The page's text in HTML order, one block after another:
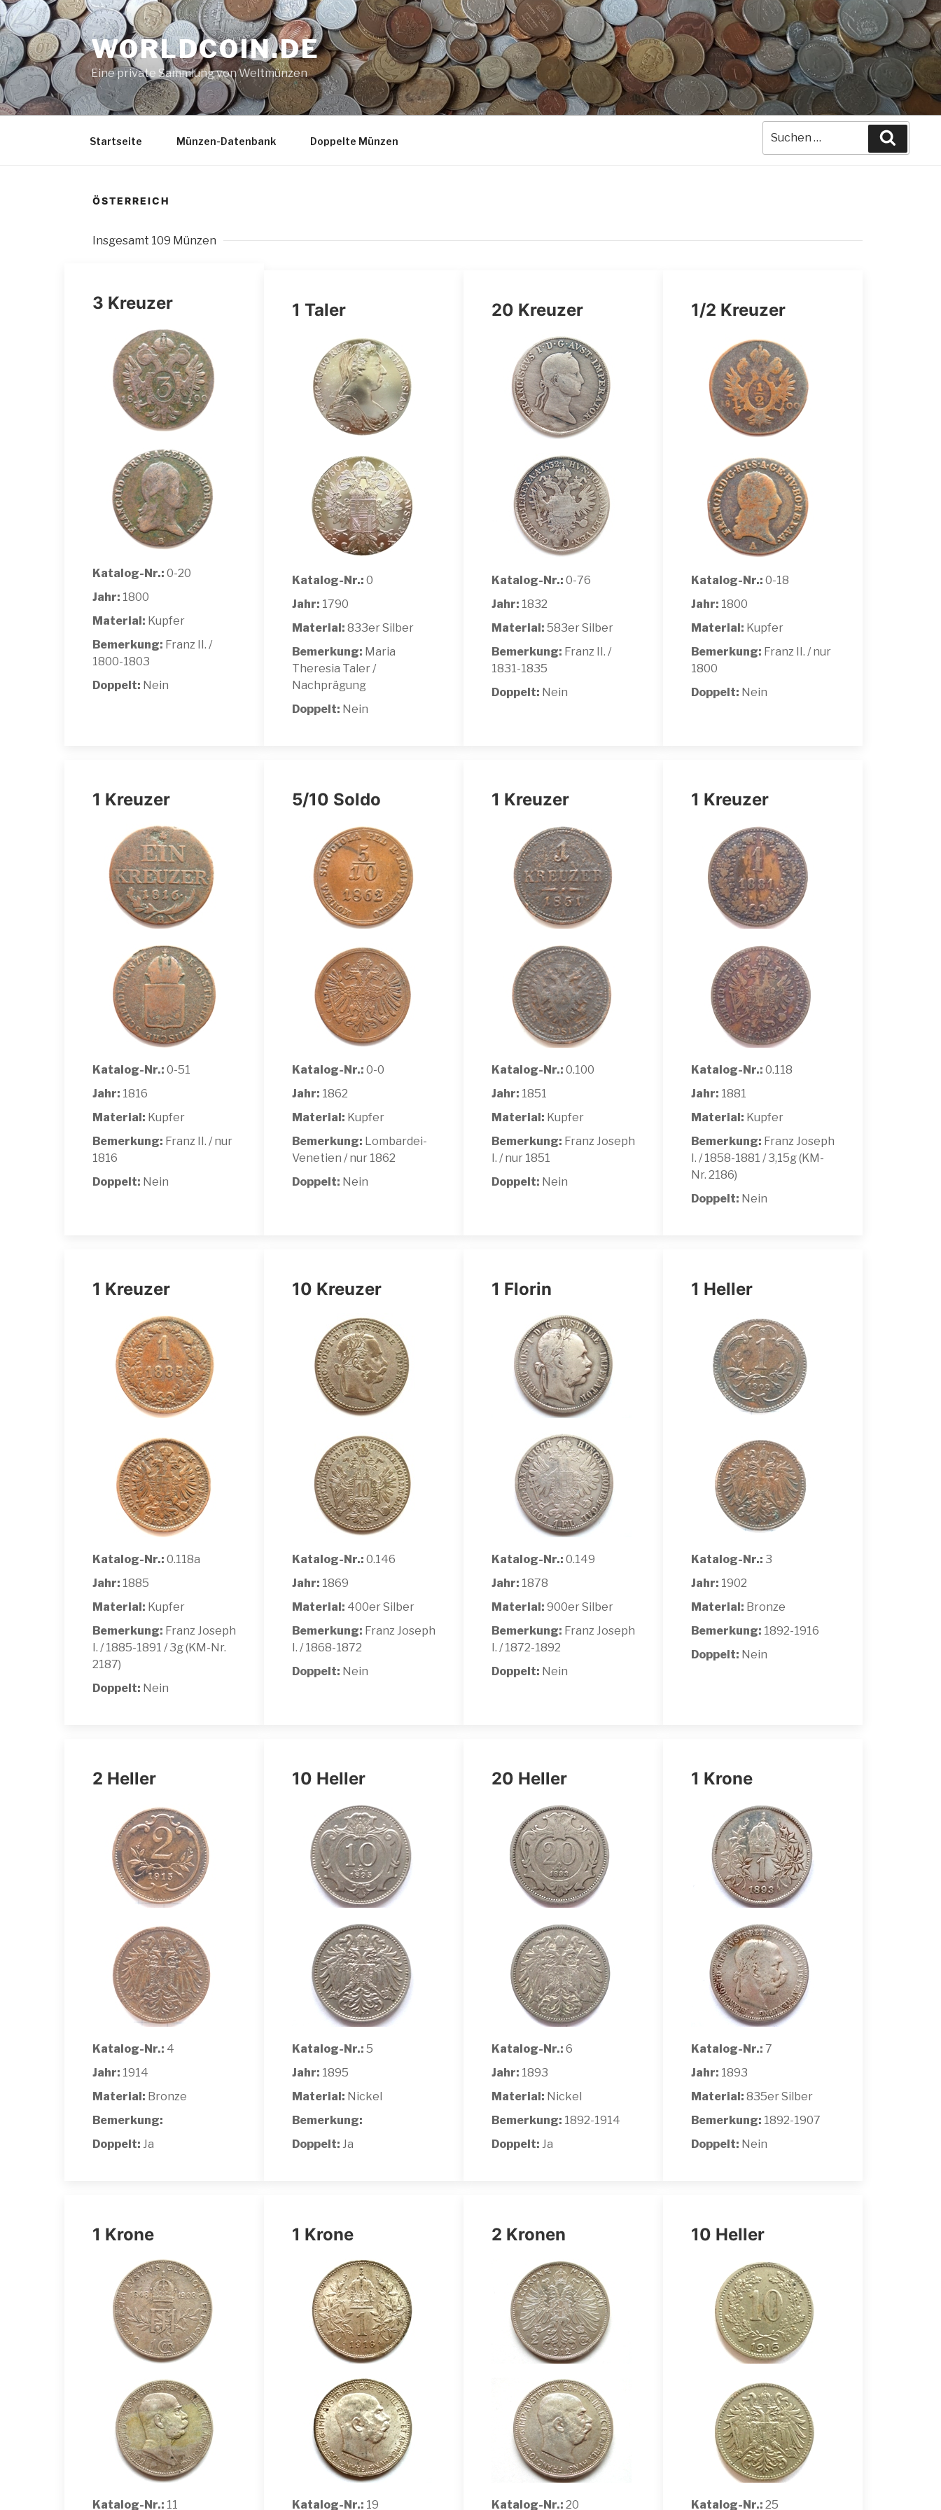
Zum
Inhalt
springen
WORLDCOIN.DE
Eine private Sammlung von Weltmünzen
Startseite Münzen-Datenbank Doppelte Münzen
Suche
nach:
ÖSTERREICH
Insgesamt 109 Münzen
3 Kreuzer
Katalog-Nr.: 0-20
Jahr: 1800
Material: Kupfer
Bemerkung: Franz II. /
1800-1803
Doppelt: Nein
1 Taler
Katalog-Nr.: 0
Jahr: 1790
Material: 833er Silber
Bemerkung: Maria
Theresia Taler /
Nachprägung
Doppelt: Nein
20 Kreuzer
Katalog-Nr.: 0-76
Jahr: 1832
Material: 583er Silber
Bemerkung: Franz II. /
1831-1835
Doppelt: Nein
1/2 Kreuzer
Katalog-Nr.: 0-18
Jahr: 1800
Material: Kupfer
Bemerkung: Franz II. / nur
1800
Doppelt: Nein
1 Kreuzer
Katalog-Nr.: 0-51
Jahr: 1816
Material: Kupfer
Bemerkung: Franz II. / nur
1816
Doppelt: Nein
5/10 Soldo
Katalog-Nr.: 0-0
Jahr: 1862
Material: Kupfer
Bemerkung: Lombardei-
Venetien / nur 1862
Doppelt: Nein
1 Kreuzer
Katalog-Nr.: 0.100
Jahr: 1851
Material: Kupfer
Bemerkung: Franz Joseph
I. / nur 1851
Doppelt: Nein
1 Kreuzer
Katalog-Nr.: 0.118
Jahr: 1881
Material: Kupfer
Bemerkung: Franz Joseph
I. / 1858-1881 / 3,15g (KM-
Nr. 2186)
Doppelt: Nein
1 Kreuzer
Katalog-Nr.: 0.118a
Jahr: 1885
Material: Kupfer
Bemerkung: Franz Joseph
I. / 1885-1891 / 3g (KM-Nr.
2187)
Doppelt: Nein
10 Kreuzer
Katalog-Nr.: 0.146
Jahr: 1869
Material: 400er Silber
Bemerkung: Franz Joseph
I. / 1868-1872
Doppelt: Nein
1 Florin
Katalog-Nr.: 0.149
Jahr: 1878
Material: 900er Silber
Bemerkung: Franz Joseph
I. / 1872-1892
Doppelt: Nein
1 Heller
Katalog-Nr.: 3
Jahr: 1902
Material: Bronze
Bemerkung: 1892-1916
Doppelt: Nein
2 Heller
Katalog-Nr.: 4
Jahr: 1914
Material: Bronze
Bemerkung:
Doppelt: Ja
10 Heller
Katalog-Nr.: 5
Jahr: 1895
Material: Nickel
Bemerkung:
Doppelt: Ja
20 Heller
Katalog-Nr.: 6
Jahr: 1893
Material: Nickel
Bemerkung: 1892-1914
Doppelt: Ja
1 Krone
Katalog-Nr.: 7
Jahr: 1893
Material: 835er Silber
Bemerkung: 1892-1907
Doppelt: Nein
1 Krone
Katalog-Nr.: 11
1 Krone
Katalog-Nr.: 19
2 Kronen
Katalog-Nr.: 20
10 Heller
Katalog-Nr.: 25